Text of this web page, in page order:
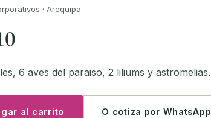
· Arequipa
6 aves del paraiso, 2 liliums y astromelias.
al carrito O cotiza por WhatsApp